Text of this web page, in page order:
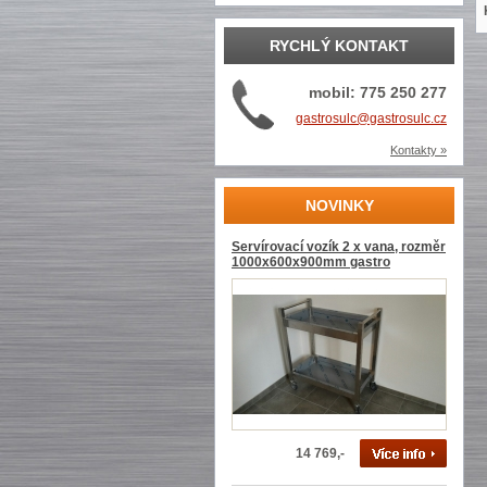
RYCHLÝ KONTAKT
mobil: 775 250 277
gastrosulc@gastrosulc.cz
Kontakty »
NOVINKY
Servírovací vozík 2 x vana, rozměr
1000x600x900mm gastro
14 769,-